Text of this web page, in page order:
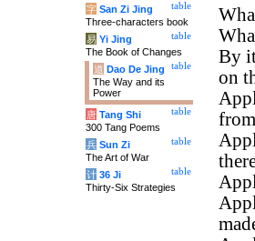
By
on
table
字 San Zi Jing
Three-characters book
table
易 Yi Jing
The Book of Changes
table
道 Dao De Jing
The Way and its
Power
table
唐 Tang Shi
300 Tang Poems
table
兵 Sun Zi
The Art of War
table
计 36 Ji
Thirty-Six Strategies